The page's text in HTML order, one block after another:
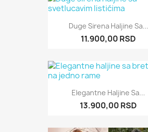
Duge Sirena Haljine Sa...
11.900,00 RSD
Elegantne Haljine Sa...
13.900,00 RSD